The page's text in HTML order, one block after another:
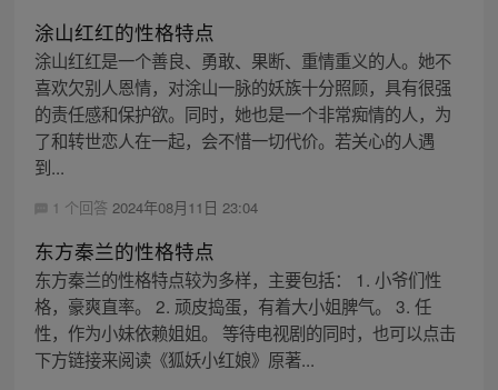
涂山红红的性格特点
涂山红红是一个善良、勇敢、果断、重情重义的人。她不
喜欢欠别人恩情，对涂山一脉的妖族十分照顾，具有很强
的责任感和保护欲。同时，她也是一个非常痴情的人，为
了和转世恋人在一起，会不惜一切代价。若关心的人遇
到...
1 个回答 2024年08月11日 23:04
东方秦兰的性格特点
东方秦兰的性格特点较为多样，主要包括： 1. 小爷们性
格，豪爽直率。 2. 顽皮捣蛋，有着大小姐脾气。 3. 任
性，作为小妹依赖姐姐。 等待电视剧的同时，也可以点击
下方链接来阅读《狐妖小红娘》原著...